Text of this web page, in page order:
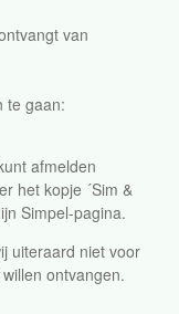
van
te gaan:
afmelden
het kopje ´Sim &
Simpel-pagina.
uiteraard niet voor
ontvangen.